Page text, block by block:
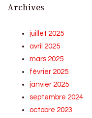
Archives
juillet 2025
avril 2025
mars 2025
février 2025
janvier 2025
septembre 2024
octobre 2023